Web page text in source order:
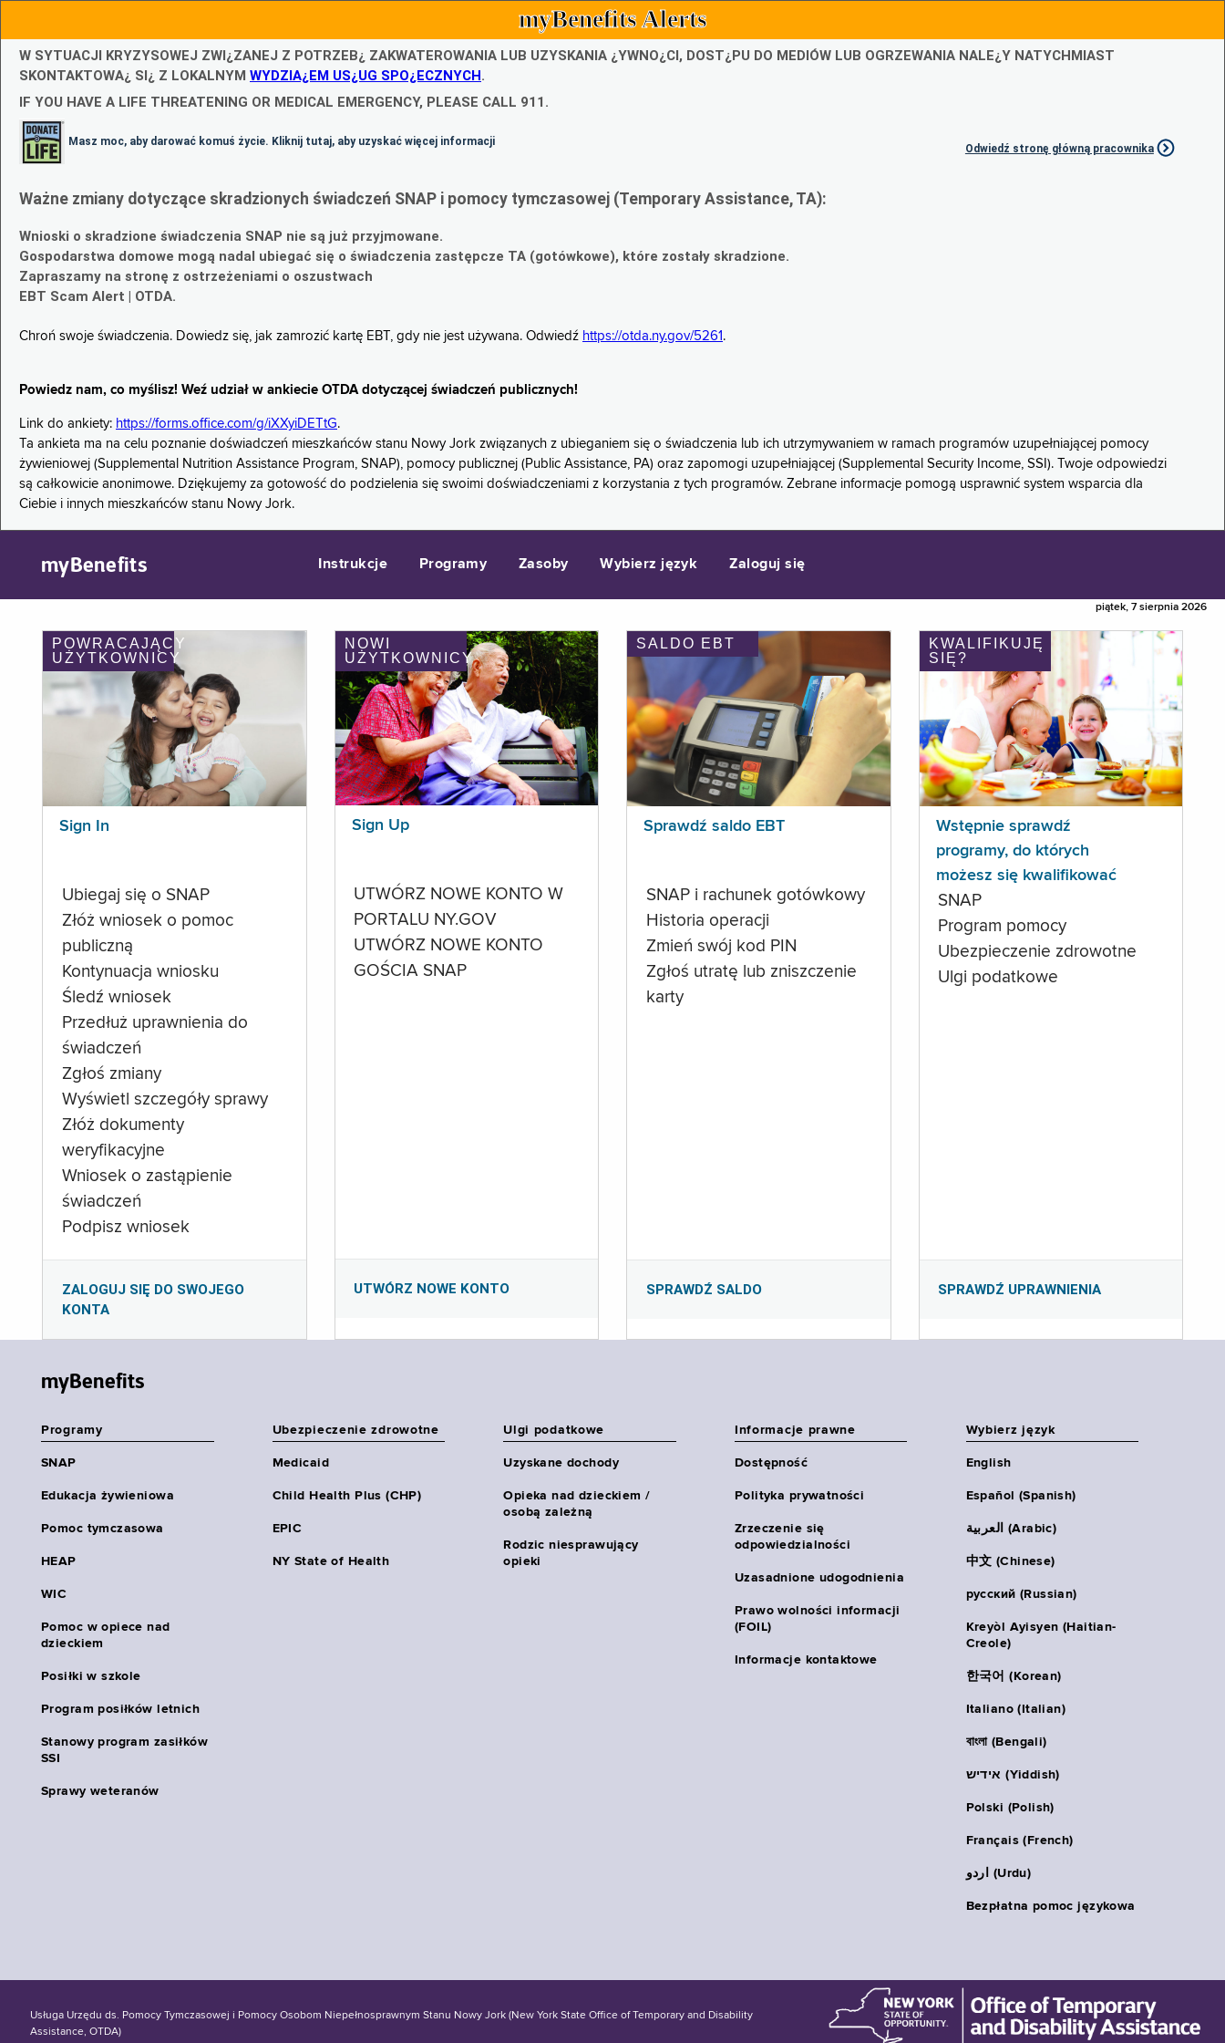
myBenefits Alerts
W SYTUACJI KRYZYSOWEJ ZWI¿ZANEJ Z POTRZEB¿ ZAKWATEROWANIA LUB UZYSKANIA ¿YWNO¿CI, DOST¿PU DO MEDIÓW LUB OGRZEWANIA NALE¿Y NATYCHMIAST
SKONTAKTOWA¿ SI¿ Z LOKALNYM WYDZIA¿EM US¿UG SPO¿ECZNYCH.
IF YOU HAVE A LIFE THREATENING OR MEDICAL EMERGENCY, PLEASE CALL 911.
Masz moc, aby darować komuś życie. Kliknij tutaj, aby uzyskać więcej informacji
Odwiedź stronę główną pracownika
Ważne zmiany dotyczące skradzionych świadczeń SNAP i pomocy tymczasowej (Temporary Assistance, TA):
Wnioski o skradzione świadczenia SNAP nie są już przyjmowane.
Gospodarstwa domowe mogą nadal ubiegać się o świadczenia zastępcze TA (gotówkowe), które zostały skradzione.
Zapraszamy na stronę z ostrzeżeniami o oszustwach
EBT Scam Alert | OTDA.
Chroń swoje świadczenia. Dowiedz się, jak zamrozić kartę EBT, gdy nie jest używana. Odwiedź https://otda.ny.gov/5261 .
Powiedz nam, co myślisz! Weź udział w ankiecie OTDA dotyczącej świadczeń publicznych!
Link do ankiety: https://forms.office.com/g/iXXyiDETtG.
Ta ankieta ma na celu poznanie doświadczeń mieszkańców stanu Nowy Jork związanych z ubieganiem się o świadczenia lub ich utrzymywaniem w ramach programów uzupełniającej pomocy
żywieniowej (Supplemental Nutrition Assistance Program, SNAP), pomocy publicznej (Public Assistance, PA) oraz zapomogi uzupełniającej (Supplemental Security Income, SSI). Twoje odpowiedzi
są całkowicie anonimowe. Dziękujemy za gotowość do podzielenia się swoimi doświadczeniami z korzystania z tych programów. Zebrane informacje pomogą usprawnić system wsparcia dla
Ciebie i innych mieszkańców stanu Nowy Jork.
myBenefits Instrukcje Programy Zasoby Wybierz język Zaloguj się
piątek, 7 sierpnia 2026
POWRACAJĄCY
UŻYTKOWNICY
Sign In
Ubiegaj się o SNAP
Złóż wniosek o pomoc
publiczną
Kontynuacja wniosku
Śledź wniosek
Przedłuż uprawnienia do
świadczeń
Zgłoś zmiany
Wyświetl szczegóły sprawy
Złóż dokumenty
weryfikacyjne
Wniosek o zastąpienie
świadczeń
Podpisz wniosek
ZALOGUJ SIĘ DO SWOJEGO
KONTA
NOWI
UŻYTKOWNICY
Sign Up
UTWÓRZ NOWE KONTO W
PORTALU NY.GOV
UTWÓRZ NOWE KONTO
GOŚCIA SNAP
UTWÓRZ NOWE KONTO
SALDO EBT
Sprawdź saldo EBT
SNAP i rachunek gotówkowy
Historia operacji
Zmień swój kod PIN
Zgłoś utratę lub zniszczenie
karty
SPRAWDŹ SALDO
KWALIFIKUJĘ
SIĘ?
Wstępnie sprawdź
programy, do których
możesz się kwalifikować
SNAP
Program pomocy
Ubezpieczenie zdrowotne
Ulgi podatkowe
SPRAWDŹ UPRAWNIENIA
myBenefits
Programy
SNAP
Edukacja żywieniowa
Pomoc tymczasowa
HEAP
WIC
Pomoc w opiece nad
dzieckiem
Posiłki w szkole
Program posiłków letnich
Stanowy program zasiłków
SSI
Sprawy weteranów
Ubezpieczenie zdrowotne
Medicaid
Child Health Plus (CHP)
EPIC
NY State of Health
Ulgi podatkowe
Uzyskane dochody
Opieka nad dzieckiem /
osobą zależną
Rodzic niesprawujący
opieki
Informacje prawne
Dostępność
Polityka prywatności
Zrzeczenie się
odpowiedzialności
Uzasadnione udogodnienia
Prawo wolności informacji
(FOIL)
Informacje kontaktowe
Wybierz język
English
Español (Spanish)
العربية (Arabic)
中文 (Chinese)
русский (Russian)
Kreyòl Ayisyen (Haitian-
Creole)
한국어 (Korean)
Italiano (Italian)
বাংলা (Bengali)
אידיש (Yiddish)
Polski (Polish)
Français (French)
اردو (Urdu)
Bezpłatna pomoc językowa
Usługa Urzędu ds. Pomocy Tymczasowej i Pomocy Osobom Niepełnosprawnym Stanu Nowy Jork (New York State Office of Temporary and Disability
Assistance, OTDA)